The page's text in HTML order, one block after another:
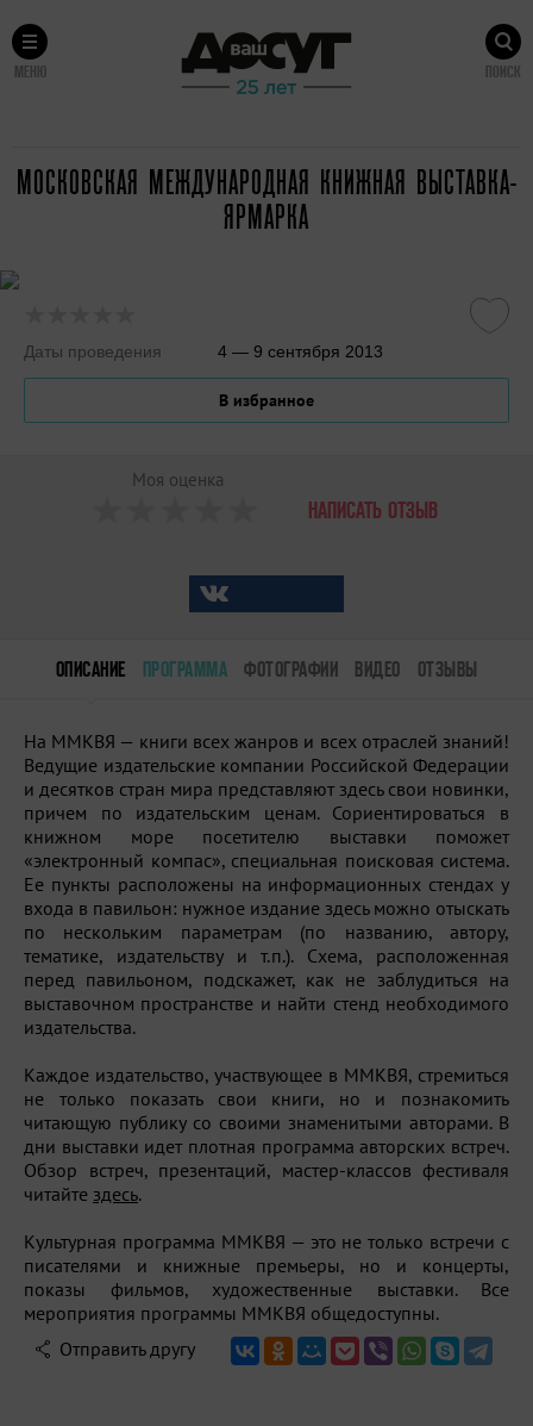
МЕНЮ ПОИСК
МОСКОВСКАЯ МЕЖДУНАРОДНАЯ КНИЖНАЯ ВЫСТАВКА-
ЯРМАРКА
Даты проведения 4 — 9 сентября 2013
В избранное
Моя оценка
НАПИСАТЬ ОТЗЫВ
ОПИСАНИЕ ПРОГРАММА ФОТОГРАФИИ ВИДЕО ОТЗЫВЫ
На ММКВЯ — книги всех жанров и всех отраслей знаний!
Ведущие издательские компании Российской Федерации
и десятков стран мира представляют здесь свои новинки,
причем по издательским ценам. Сориентироваться в
книжном море посетителю выставки поможет
«электронный компас», специальная поисковая система.
Ее пункты расположены на информационных стендах у
входа в павильон: нужное издание здесь можно отыскать
по нескольким параметрам (по названию, автору,
тематике, издательству и т.п.). Схема, расположенная
перед павильоном, подскажет, как не заблудиться на
выставочном пространстве и найти стенд необходимого
издательства.
Каждое издательство, участвующее в ММКВЯ, стремиться
не только показать свои книги, но и познакомить
читающую публику со своими знаменитыми авторами. В
дни выставки идет плотная программа авторских встреч.
Обзор встреч, презентаций, мастер-классов фестиваля
читайте здесь.
Культурная программа ММКВЯ — это не только встречи с
писателями и книжные премьеры, но и концерты,
показы фильмов, художественные выставки. Все
мероприятия программы ММКВЯ общедоступны.
Отправить другу